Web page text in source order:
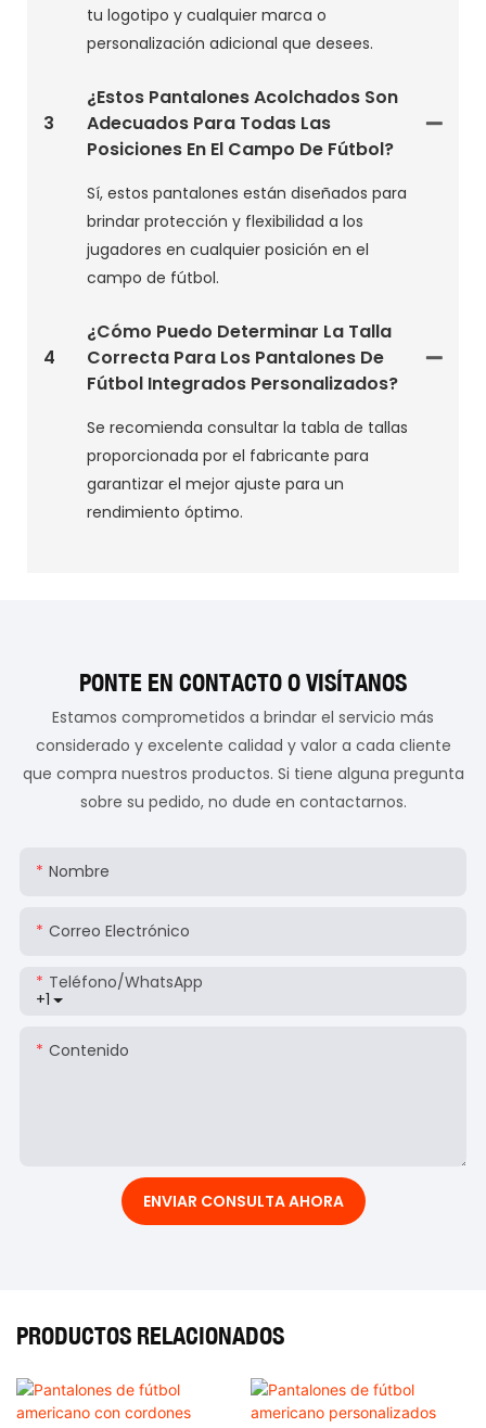
tu logotipo y cualquier marca o
personalización adicional que desees.
3
¿Estos Pantalones Acolchados Son
Adecuados Para Todas Las
Posiciones En El Campo De Fútbol?
Sí, estos pantalones están diseñados para
brindar protección y flexibilidad a los
jugadores en cualquier posición en el
campo de fútbol.
4
¿Cómo Puedo Determinar La Talla
Correcta Para Los Pantalones De
Fútbol Integrados Personalizados?
Se recomienda consultar la tabla de tallas
proporcionada por el fabricante para
garantizar el mejor ajuste para un
rendimiento óptimo.
PONTE EN CONTACTO O VISÍTANOS
Estamos comprometidos a brindar el servicio más
considerado y excelente calidad y valor a cada cliente
que compra nuestros productos. Si tiene alguna pregunta
sobre su pedido, no dude en contactarnos.
Nombre
Correo Electrónico
+1
Teléfono/WhatsApp
Contenido
ENVIAR CONSULTA AHORA
PRODUCTOS RELACIONADOS